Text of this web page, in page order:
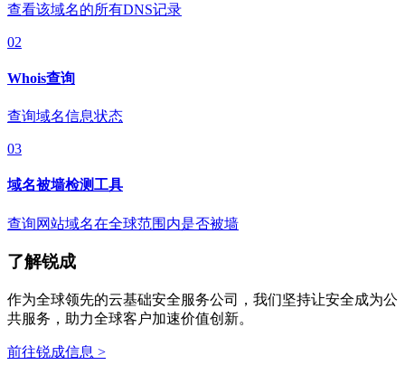
查看该域名的所有DNS记录
02
Whois查询
查询域名信息状态
03
域名被墙检测工具
查询网站域名在全球范围内是否被墙
了解锐成
作为全球领先的云基础安全服务公司，我们坚持让安全成为公
共服务，助力全球客户加速价值创新。
前往锐成信息 >